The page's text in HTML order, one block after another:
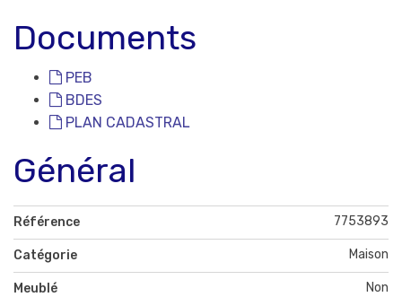
Documents
PEB
BDES
PLAN CADASTRAL
Général
Référence 7753893
Catégorie Maison
Meublé Non